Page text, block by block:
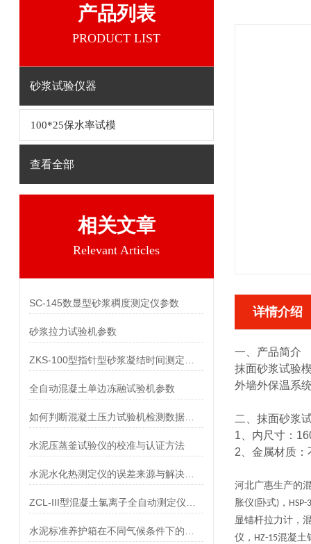
产品列表
PRODUCT LIST
砂浆试验仪器
100*25保水率试模
查看全部
相关文章
Relevant Articles
SC-145数显型砂浆稠度测定仪参数
砂浆拉力试验机参数
全自动混凝土单边冻融试验机参数
水泥压蒸釜试验仪的校准与认证方法
详情介绍
一、产品简介
抹面砂浆试验
外墙外保温系
二、 抹面砂浆
1、内尺寸：
2、金属材质：
河北广惠生产的
胀仪(卧式)， HSP-
显锚杆拉力计，
仪， HZ-15混凝土